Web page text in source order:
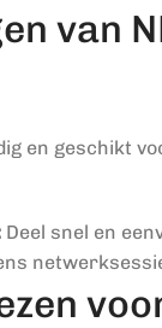
van
en geschikt
Deel snel en